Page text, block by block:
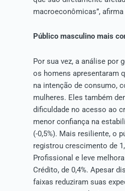
macroeconômicas”,
Público masculino mais
Por sua vez, a análise por
os homens apresentaram
na intenção de consumo,
mulheres. Eles também
dificuldade no acesso ao
menor confiança na
(-0,5%). Mais resiliente, o
registrou crescimento de
Profissional e leve
Crédito, de 0,4%. Apesar
faixas reduziram suas